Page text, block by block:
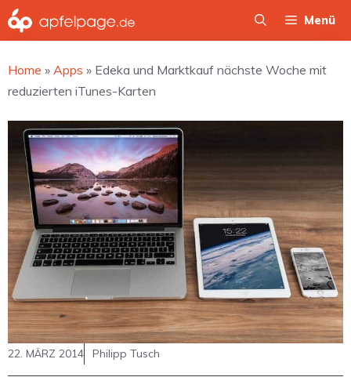
Zum
Inhalt
Menü
Home » Apps » Edeka und Marktkauf nächste Woche mit
reduzierten iTunes-Karten
22. MÄRZ 2014 Philipp Tusch